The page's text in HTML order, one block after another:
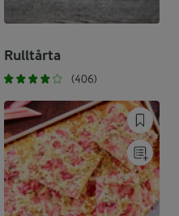
Rulltårta
(406)